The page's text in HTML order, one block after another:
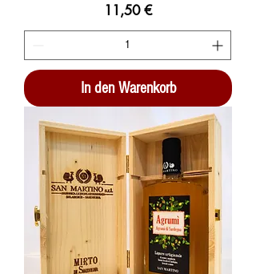
Preis
11,50 €
In den Warenkorb